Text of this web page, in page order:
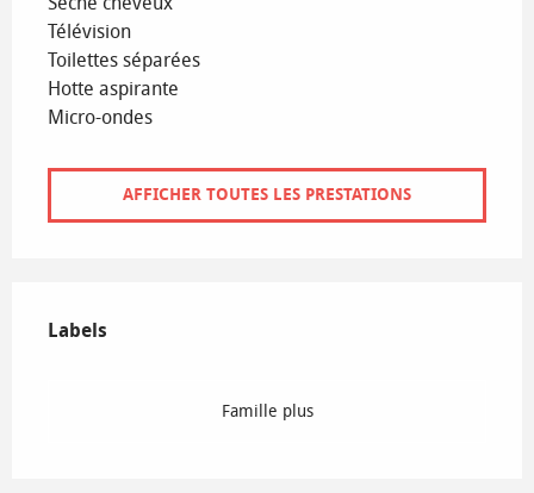
Télévision
Toilettes séparées
Hotte aspirante
Micro-ondes
AFFICHER TOUTES LES PRESTATIONS
Labels
Labels
Famille plus